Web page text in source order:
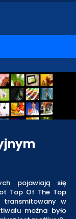
pojawiają się
Top Of The Top
w
można było